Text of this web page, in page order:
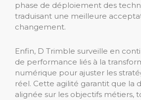
phase de déploiement des
traduisant une meilleure
changement.
Enfin, D Trimble surveille en
de performance liés à la
numérique pour ajuster les
réel. Cette agilité garantit que la
alignée sur les objectifs métiers,